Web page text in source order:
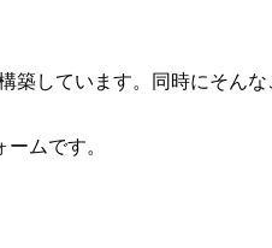
築しています。同時にそん
ムです。